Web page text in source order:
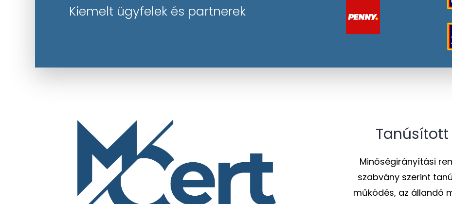
Kiemelt ügyfelek és partnerek
Minőségirányítási
szabvány szerint
működés, az állandó